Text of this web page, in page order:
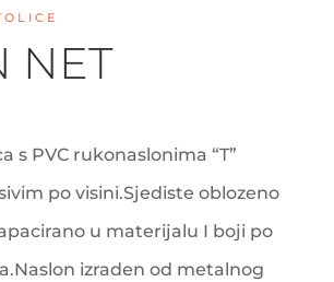
NET
s PVC rukonaslonima “T”
po visini.Sjediste oblozeno
u materijalu I boji po
izraden od metalnog